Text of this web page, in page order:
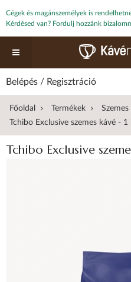
Cégek és magánszemélyek is
Kérdésed van? Fordulj hozzánk
Belépés / Regisztráció
Főoldal Termékek
Tchibo Exclusive szemes kávé - 1
Tchibo Exclusive